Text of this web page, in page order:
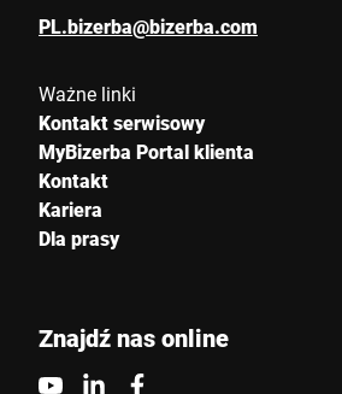
Niniejszym potwierdzam, że zgadzam się
moich danych do przetworzenia tego
można znaleźć w
PL.bizerba@bizerba.com
Ważne linki
Kontakt serwisowy
MyBizerba Portal klienta
Kontakt
Kariera
Dla prasy
Znajdź nas online